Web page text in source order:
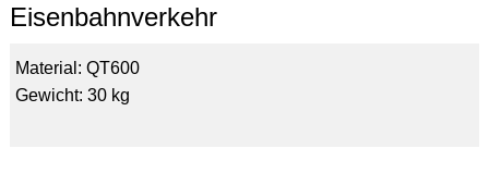
Eisenbahnverkehr
Material: QT600
Gewicht: 30 kg